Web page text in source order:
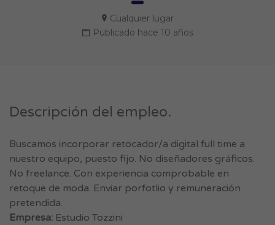
Cualquier lugar
Publicado hace 10 años
Descripción del empleo.
Buscamos incorporar retocador/a digital full time a
nuestro equipo, puesto fijo. No diseñadores gráficos.
No freelance. Con experiencia comprobable en
retoque de moda. Enviar porfotlio y remuneración
pretendida.
Empresa: Estudio Tozzini